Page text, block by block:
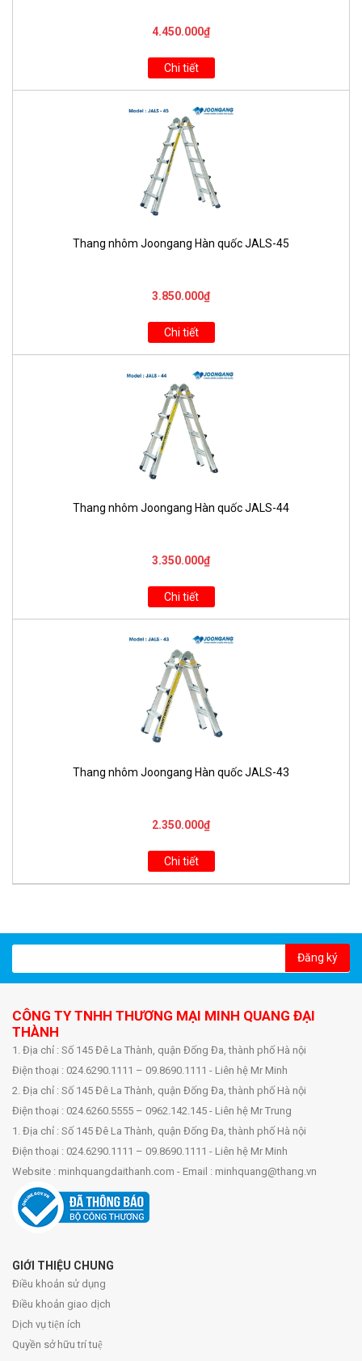
4.450.000₫
Chi tiết
Thang nhôm Joongang Hàn quốc JALS-45
3.850.000₫
Chi tiết
Thang nhôm Joongang Hàn quốc JALS-44
3.350.000₫
Chi tiết
Thang nhôm Joongang Hàn quốc JALS-43
2.350.000₫
Chi tiết
Đăng ký
CÔNG TY TNHH THƯƠNG MẠI MINH QUANG ĐẠI
THÀNH
1. Địa chỉ : Số 145 Đê La Thành, quận Đống Đa, thành phố Hà nội
Điện thoại : 024.6290.1111 – 09.8690.1111 - Liên hệ Mr Minh
2. Địa chỉ : Số 145 Đê La Thành, quận Đống Đa, thành phố Hà nội
Điện thoại : 024.6260.5555 – 0962.142.145 - Liên hệ Mr Trung
1. Địa chỉ : Số 145 Đê La Thành, quận Đống Đa, thành phố Hà nội
Điện thoại : 024.6290.1111 – 09.8690.1111 - Liên hệ Mr Minh
Website : minhquangdaithanh.com - Email : minhquang@thang.vn
GIỚI THIỆU CHUNG
Điều khoản sử dụng
Điều khoản giao dịch
Dịch vụ tiện ích
Quyền sở hữu trí tuệ